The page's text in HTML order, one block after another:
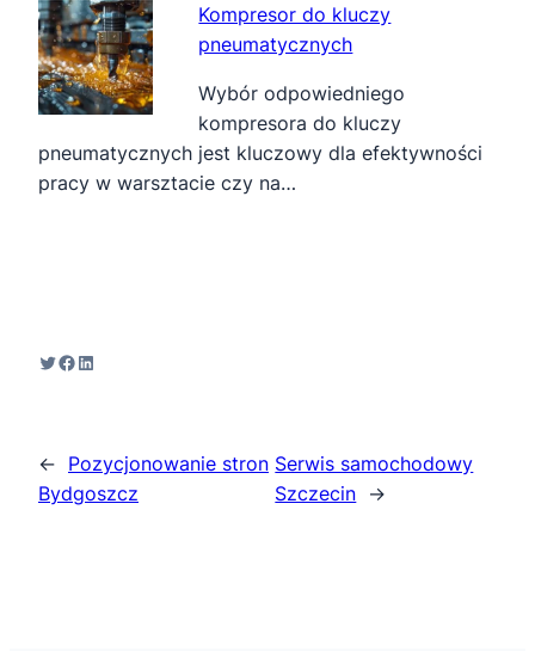
Kompresor do kluczy
pneumatycznych
Wybór odpowiedniego
kompresora do kluczy
pneumatycznych jest kluczowy dla efektywności
pracy w warsztacie czy na…
Twitter
Facebook
LinkedIn
← Pozycjonowanie stron
Bydgoszcz
Serwis samochodowy
Szczecin →